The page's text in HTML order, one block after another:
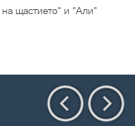
щастието" и "Али"